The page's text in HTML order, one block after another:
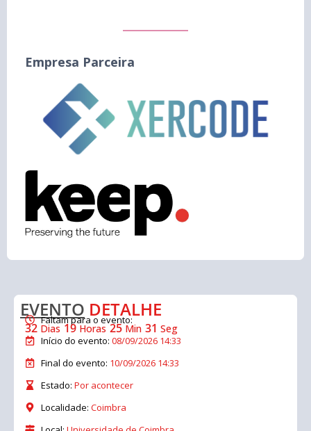
Empresa Parceira
EVENTO DETALHE
Faltam para o evento:
32 Dias 19 Horas 25 Min 30 Seg
Início do evento: 08/09/2026 14:33
Final do evento: 10/09/2026 14:33
Estado: Por acontecer
Localidade: Coimbra